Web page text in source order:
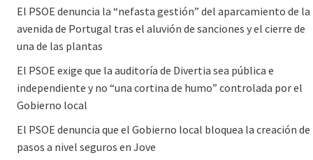
El PSOE denuncia la “nefasta gestión” del aparcamiento de la
avenida de Portugal tras el aluvión de sanciones y el cierre de
una de las plantas
El PSOE exige que la auditoría de Divertia sea pública e
independiente y no “una cortina de humo” controlada por el
Gobierno local
El PSOE denuncia que el Gobierno local bloquea la creación de
pasos a nivel seguros en Jove